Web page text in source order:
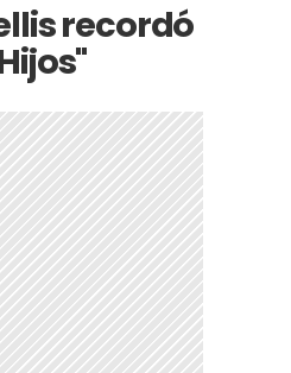
recordó